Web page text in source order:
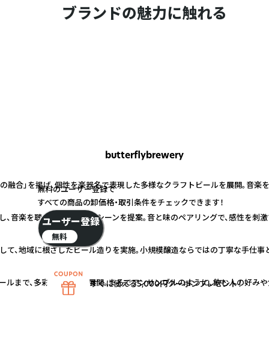
ブランドの魅力に触れる
butterflybrewery
融合」を掲げ、個性を楽器名で表現した多様なクラフトビールを展開。音
音楽を聴きながら楽しむシーンを提案。音と味のペアリングで、感性を刺
、地域に根ざしたビール造りを実施。小規模醸造ならではの丁寧な手仕事
まで、多彩な味わいを展開。まるでアンサンブルのように、飲む人の好み
無料のユーザー登録で
すべての商品の卸価格・取引条件をチェックできます！
ユーザー登録
無料
すぐに使える5,000円クーポンプレゼント！